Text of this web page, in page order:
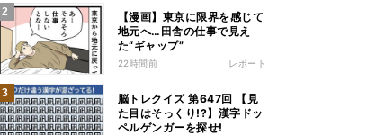
【漫画】東京に限界を感じて
地元へ…田舎の仕事で見え
た“ギャップ”
22時間前 レポート
脳トレクイズ 第647回 【見
た目はそっくり!?】漢字ドッ
ペルゲンガーを探せ!